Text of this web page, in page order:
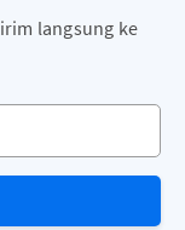
langsung ke